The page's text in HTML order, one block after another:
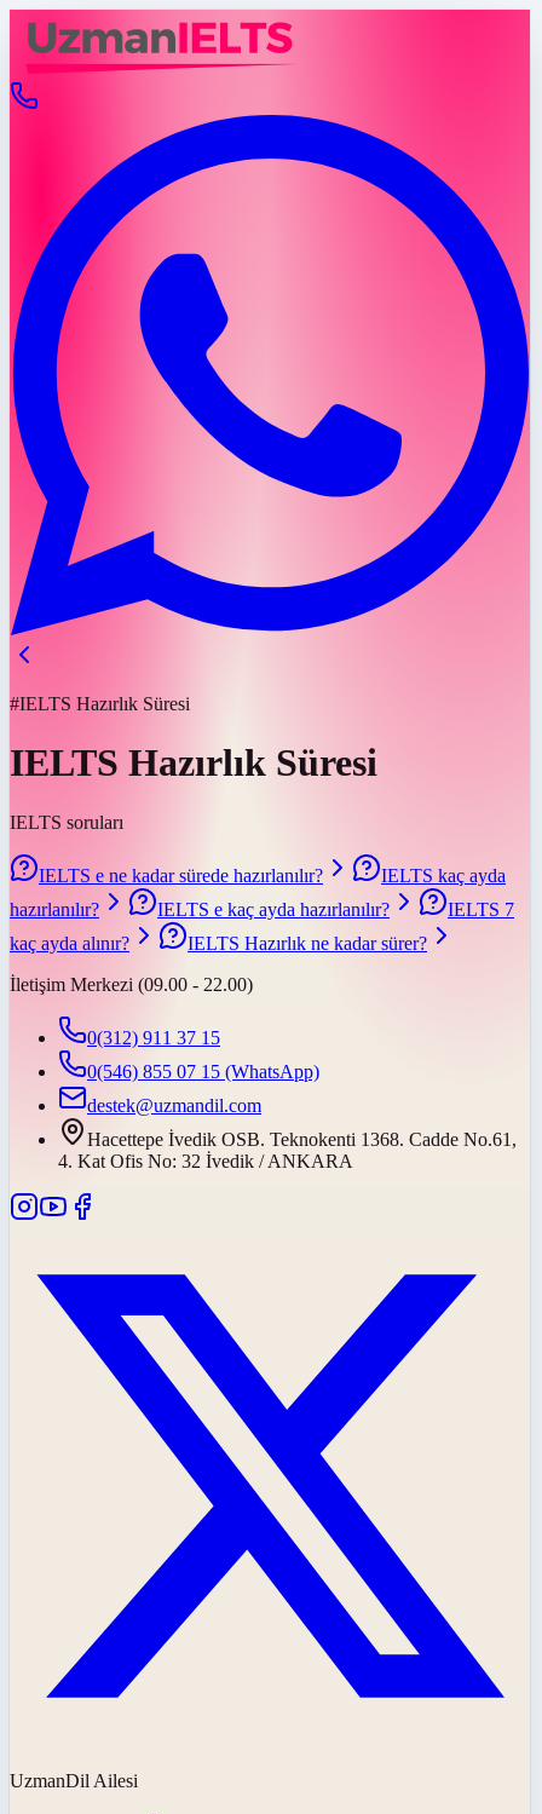
#IELTS Hazırlık Süresi
IELTS Hazırlık Süresi
IELTS soruları
IELTS e ne kadar sürede hazırlanılır?
IELTS kaç ayda
hazırlanılır?
IELTS e kaç ayda hazırlanılır?
IELTS 7
kaç ayda alınır?
IELTS Hazırlık ne kadar sürer?
İletişim Merkezi (09.00 - 22.00)
0(312) 911 37 15
0(546) 855 07 15 (WhatsApp)
destek@uzmandil.com
Hacettepe İvedik OSB. Teknokenti 1368. Cadde No.61,
4. Kat Ofis No: 32 İvedik / ANKARA
UzmanDil Ailesi